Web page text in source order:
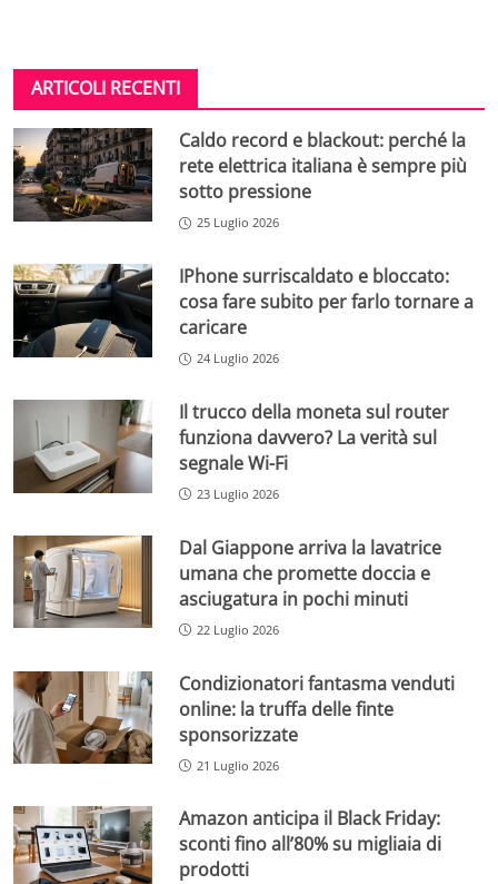
ARTICOLI RECENTI
Caldo record e blackout: perché la
rete elettrica italiana è sempre più
sotto pressione
25 Luglio 2026
IPhone surriscaldato e bloccato:
cosa fare subito per farlo tornare a
caricare
24 Luglio 2026
Il trucco della moneta sul router
funziona davvero? La verità sul
segnale Wi-Fi
23 Luglio 2026
Dal Giappone arriva la lavatrice
umana che promette doccia e
asciugatura in pochi minuti
22 Luglio 2026
Condizionatori fantasma venduti
online: la truffa delle finte
sponsorizzate
21 Luglio 2026
Amazon anticipa il Black Friday:
sconti fino all’80% su migliaia di
prodotti